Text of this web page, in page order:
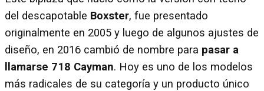
del descapotable Boxster, fue presentado
originalmente en 2005 y luego de algunos ajustes de
diseño, en 2016 cambió de nombre para pasar a
llamarse 718 Cayman. Hoy es uno de los modelos
más radicales de su categoría y un producto único